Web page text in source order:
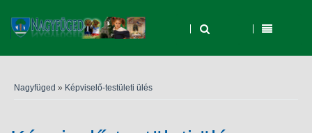
Nagyfüged » Képviselő-testületi ülés